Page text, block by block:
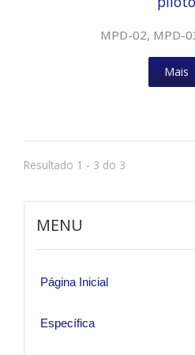
MPD-02, MPD-
Mais
Resultado 1 - 3 do 3
MENU
Página Inicial
Específica